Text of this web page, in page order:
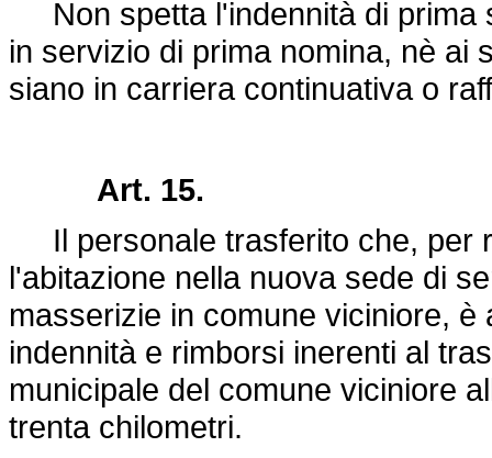
Non spetta l'indennità di prima
in servizio di prima nomina, nè ai
siano in carriera continuativa o
Art. 15.
Il personale trasferito che, per
l'abitazione nella nuova sede di
masserizie in comune viciniore,
indennità e rimborsi inerenti al
municipale del comune viciniore
trenta chilometri.